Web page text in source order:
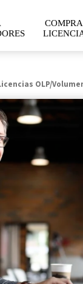
OLP/